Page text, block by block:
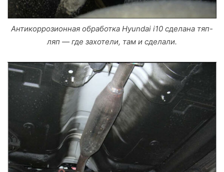
Антикоррозионная обработка Hyundai i10 сделана тяп-
ляп — где захотели, там и сделали.